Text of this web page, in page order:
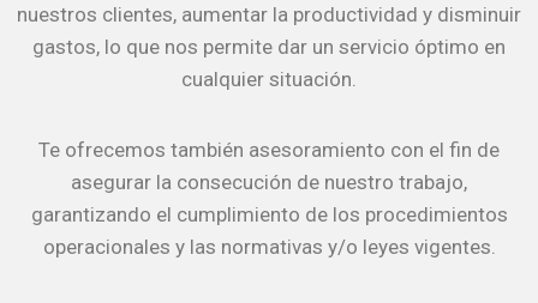
nuestros clientes, aumentar la productividad y disminuir
gastos, lo que nos permite dar un servicio óptimo en
cualquier situación.
Te ofrecemos también asesoramiento con el fin de
asegurar la consecución de nuestro trabajo,
garantizando el cumplimiento de los procedimientos
operacionales y las normativas y/o leyes vigentes.